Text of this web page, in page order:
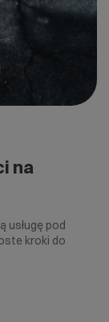
na
usługę pod
kroki do